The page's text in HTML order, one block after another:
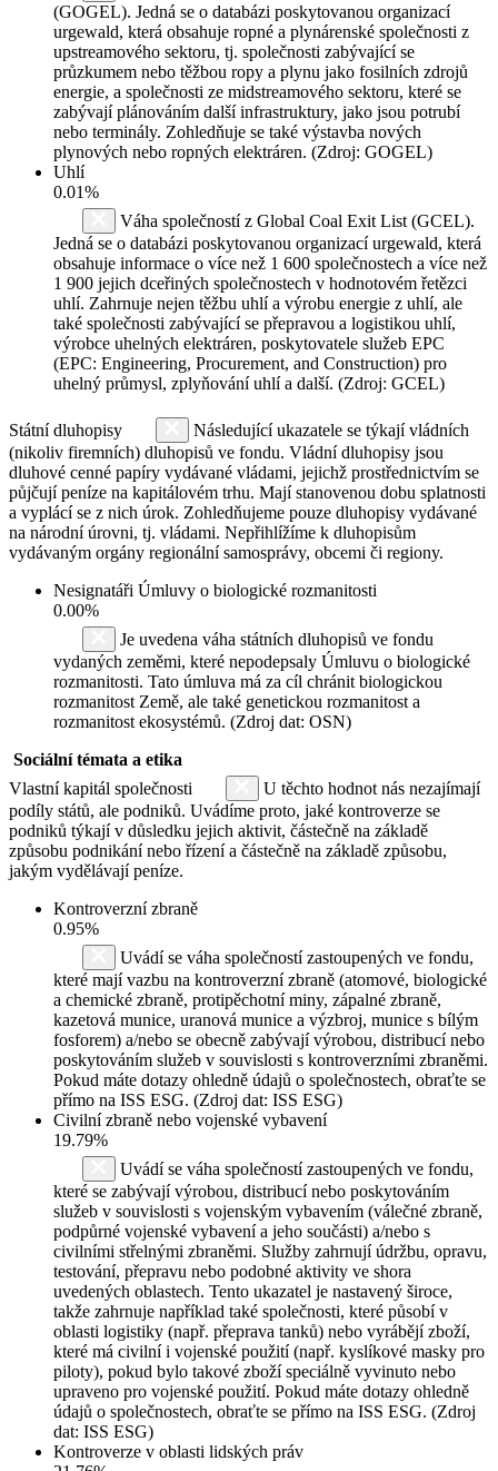
(GOGEL). Jedná se o databázi poskytovanou organizací
urgewald, která obsahuje ropné a plynárenské společnosti z
upstreamového sektoru, tj. společnosti zabývající se
průzkumem nebo těžbou ropy a plynu jako fosilních zdrojů
energie, a společnosti ze midstreamového sektoru, které se
zabývají plánováním další infrastruktury, jako jsou potrubí
nebo terminály. Zohledňuje se také výstavba nových
plynových nebo ropných elektráren. (Zdroj: GOGEL)
Uhlí
0.01%
Váha společností z Global Coal Exit List (GCEL).
Jedná se o databázi poskytovanou organizací urgewald, která
obsahuje informace o více než 1 600 společnostech a více než
1 900 jejich dceřiných společnostech v hodnotovém řetězci
uhlí. Zahrnuje nejen těžbu uhlí a výrobu energie z uhlí, ale
také společnosti zabývající se přepravou a logistikou uhlí,
výrobce uhelných elektráren, poskytovatele služeb EPC
(EPC: Engineering, Procurement, and Construction) pro
uhelný průmysl, zplyňování uhlí a další. (Zdroj: GCEL)
Státní dluhopisy
Následující ukazatele se týkají vládních
(nikoliv firemních) dluhopisů ve fondu. Vládní dluhopisy jsou
dluhové cenné papíry vydávané vládami, jejichž prostřednictvím se
půjčují peníze na kapitálovém trhu. Mají stanovenou dobu splatnosti
a vyplácí se z nich úrok. Zohledňujeme pouze dluhopisy vydávané
na národní úrovni, tj. vládami. Nepřihlížíme k dluhopisům
vydávaným orgány regionální samosprávy, obcemi či regiony.
Nesignatáři Úmluvy o biologické rozmanitosti
0.00%
Je uvedena váha státních dluhopisů ve fondu
vydaných zeměmi, které nepodepsaly Úmluvu o biologické
rozmanitosti. Tato úmluva má za cíl chránit biologickou
rozmanitost Země, ale také genetickou rozmanitost a
rozmanitost ekosystémů. (Zdroj dat: OSN)
Sociální témata a etika
Vlastní kapitál společnosti
U těchto hodnot nás nezajímají
podíly států, ale podniků. Uvádíme proto, jaké kontroverze se
podniků týkají v důsledku jejich aktivit, částečně na základě
způsobu podnikání nebo řízení a částečně na základě způsobu,
jakým vydělávají peníze.
Kontroverzní zbraně
0.95%
Uvádí se váha společností zastoupených ve fondu,
které mají vazbu na kontroverzní zbraně (atomové, biologické
a chemické zbraně, protipěchotní miny, zápalné zbraně,
kazetová munice, uranová munice a výzbroj, munice s bílým
fosforem) a/nebo se obecně zabývají výrobou, distribucí nebo
poskytováním služeb v souvislosti s kontroverzními zbraněmi.
Pokud máte dotazy ohledně údajů o společnostech, obraťte se
přímo na ISS ESG. (Zdroj dat: ISS ESG)
Civilní zbraně nebo vojenské vybavení
19.79%
Uvádí se váha společností zastoupených ve fondu,
které se zabývají výrobou, distribucí nebo poskytováním
služeb v souvislosti s vojenským vybavením (válečné zbraně,
podpůrné vojenské vybavení a jeho součásti) a/nebo s
civilními střelnými zbraněmi. Služby zahrnují údržbu, opravu,
testování, přepravu nebo podobné aktivity ve shora
uvedených oblastech. Tento ukazatel je nastavený široce,
takže zahrnuje například také společnosti, které působí v
oblasti logistiky (např. přeprava tanků) nebo vyrábějí zboží,
které má civilní i vojenské použití (např. kyslíkové masky pro
piloty), pokud bylo takové zboží speciálně vyvinuto nebo
upraveno pro vojenské použití. Pokud máte dotazy ohledně
údajů o společnostech, obraťte se přímo na ISS ESG. (Zdroj
dat: ISS ESG)
Kontroverze v oblasti lidských práv